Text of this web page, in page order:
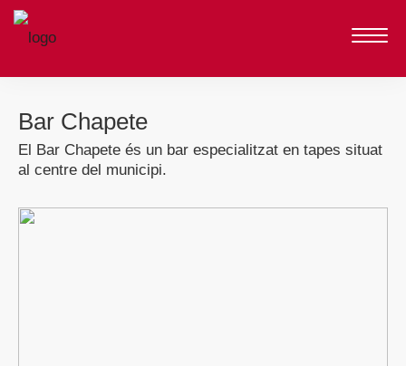
Bar Chapete
El Bar Chapete és un bar especialitzat en tapes situat
al centre del municipi.